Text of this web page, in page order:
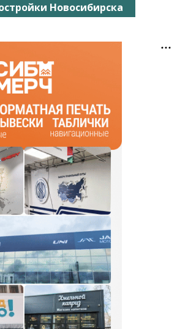
Новосибирска